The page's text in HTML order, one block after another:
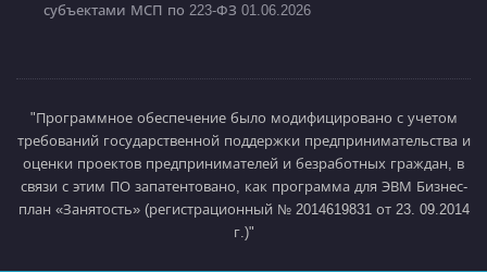
субъектами МСП по 223-ФЗ 01.06.2026
"Программное обеспечение было модифицировано с учетом
требований государственной поддержки предпринимательства и
оценки проектов предпринимателей и безработных граждан, в
связи с этим ПО запатентовано, как программа для ЭВМ Бизнес-
план «Занятость» (регистрационный № 2014619831 от 23. 09.2014
г.)"